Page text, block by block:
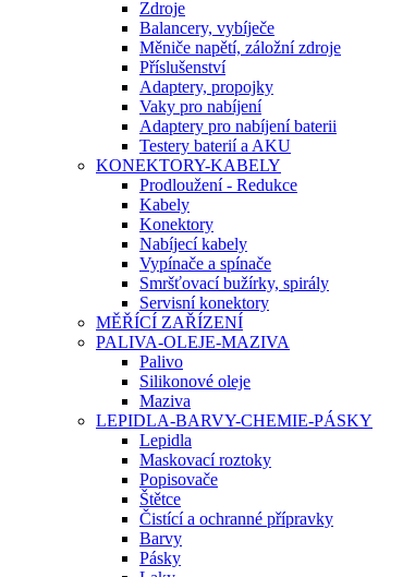
Zdroje
Balancery, vybíječe
Měniče napětí, záložní zdroje
Příslušenství
Adaptery, propojky
Vaky pro nabíjení
Adaptery pro nabíjení baterii
Testery baterií a AKU
KONEKTORY-KABELY
Prodloužení - Redukce
Kabely
Konektory
Nabíjecí kabely
Vypínače a spínače
Smršťovací bužírky, spirály
Servisní konektory
MĚŘÍCÍ ZAŘÍZENÍ
PALIVA-OLEJE-MAZIVA
Palivo
Silikonové oleje
Maziva
LEPIDLA-BARVY-CHEMIE-PÁSKY
Lepidla
Maskovací roztoky
Popisovače
Štětce
Čistící a ochranné přípravky
Barvy
Pásky